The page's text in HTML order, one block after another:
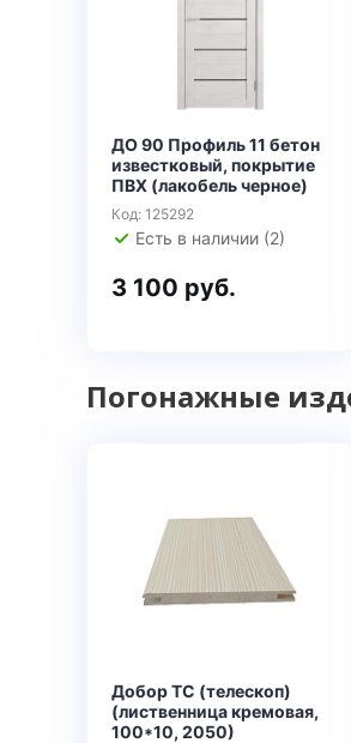
ДО 90 Профиль 11 бетон
известковый, покрытие
ПВХ (лакобель черное)
Код: 125292
Есть в наличии (2)
3 100 руб.
Погонажные
Добор ТС (телескоп)
(лиственница кремовая,
100*10, 2050)